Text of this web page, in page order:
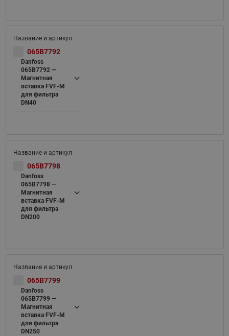
065B7792
Danfoss
065B7792 —
Магнитная
вставка FVF-M
для фильтра
DN40
065B7798
Danfoss
065B7798 —
Магнитная
вставка FVF-M
для фильтра
DN200
065B7799
Danfoss
065B7799 —
Магнитная
вставка FVF-M
для фильтра
DN250